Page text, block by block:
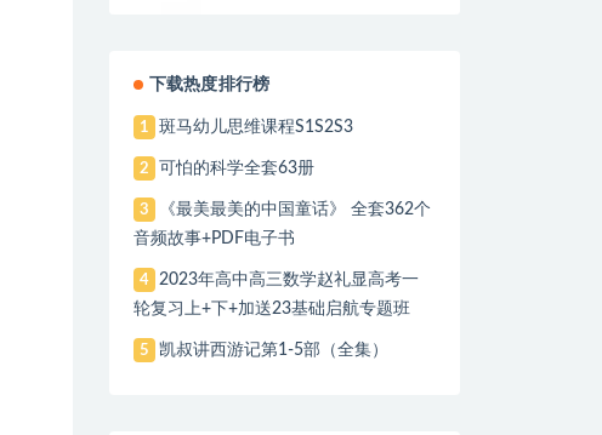
下载热度排行榜
1 斑马幼儿思维课程S1S2S3
2 可怕的科学全套63册
3
《最美最美的中国童话》 全套362个
音频故事+PDF电子书
4
2023年高中高三数学赵礼显高考一
轮复习上+下+加送23基础启航专题班
5 凯叔讲西游记第1-5部（全集）